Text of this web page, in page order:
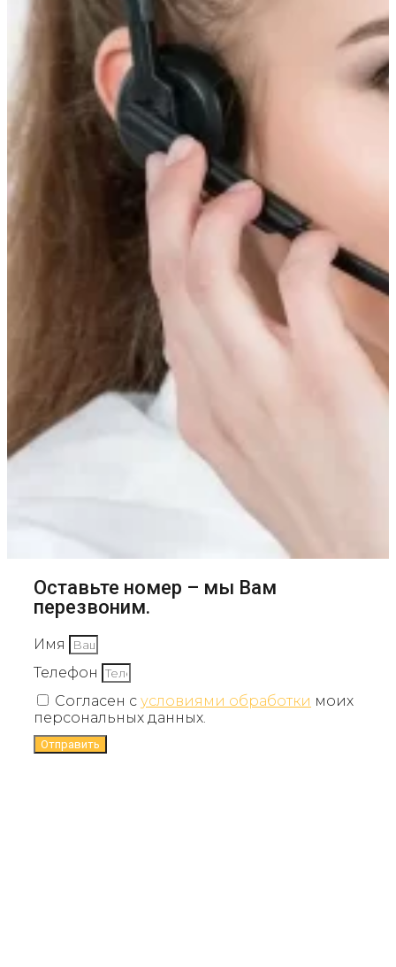
Оставьте номер – мы Вам
перезвоним.
Имя
Телефон
Согласен с условиями обработки моих
персональных данных.
Отправить